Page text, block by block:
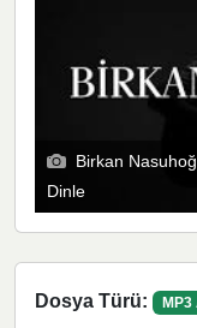
Birkan
Dinle
Dosya Türü: